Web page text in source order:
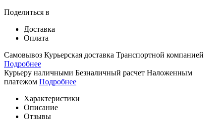
Поделиться в
Доставка
Оплата
Самовывоз Курьерская доставка Транспортной компанией
Подробнее
Курьеру наличными Безналичный расчет Наложенным
платежом Подробнее
Характеристики
Описание
Отзывы